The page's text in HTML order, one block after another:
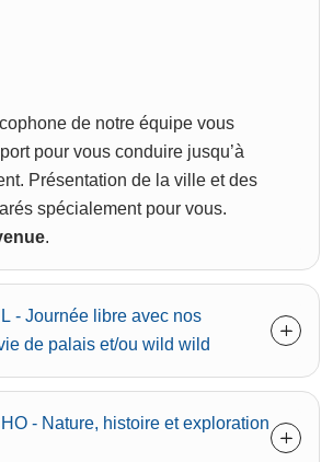
de notre équipe vous
pour vous conduire jusqu’à
Présentation de la ville et des
spécialement pour vous.
.
- Journée libre avec nos
de palais et/ou wild wild
- Nature, histoire et exploration